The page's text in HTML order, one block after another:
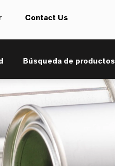
Contact Us
Búsqueda de productos